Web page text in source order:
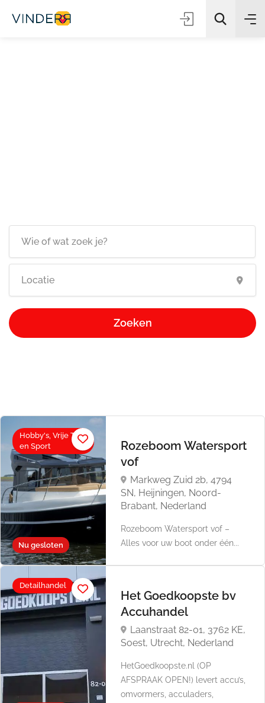
Zoeken
Nu gesloten
Hobby's, Vrije Tijd
en Sport
Rozeboom Watersport
vof
Markweg Zuid 2b, 4794
SN, Heijningen, Noord-
Brabant, Nederland
Rozeboom Watersport vof –
Alles voor uw boot onder één...
Detailhandel
Het Goedkoopste bv
Accuhandel
Laanstraat 82-01, 3762 KE,
Soest, Utrecht, Nederland
HetGoedkoopste.nl (OP
AFSPRAAK OPEN!) levert accu’s,
omvormers, acculaders,